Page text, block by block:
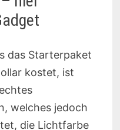
das Starterpaket
kostet, ist
welches jedoch
die Lichtfarbe